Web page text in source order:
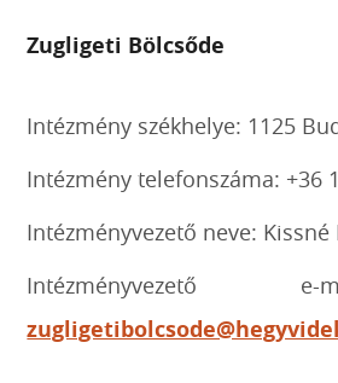
Zugligeti Bölcsőde
Intézmény székhelye: 1125
Intézmény telefonszáma: +36
Intézményvezető neve: Kissné
Intézményvezető